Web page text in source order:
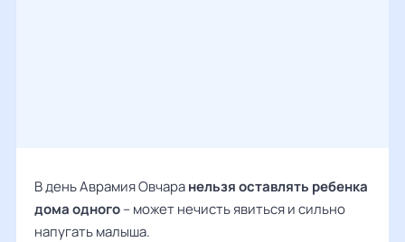
В день Аврамия Овчаранельзя оставлять ребенка
дома одного– может нечисть явиться и сильно
напугать малыша.